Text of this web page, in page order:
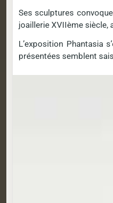
Ses sculptures
joaillerie XVIIème siècle,
L’exposition Phantasia
présentées semblent